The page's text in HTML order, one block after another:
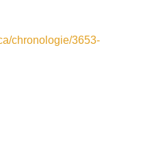
chronologie/3653-